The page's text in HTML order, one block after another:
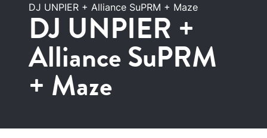
DJ UNPIER + Alliance SuPRM + Maze
DJ UNPIER +
Alliance SuPRM
+ Maze